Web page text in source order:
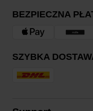
BEZPIECZNA
SZYBKA